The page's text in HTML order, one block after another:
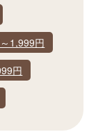
1,999円
円